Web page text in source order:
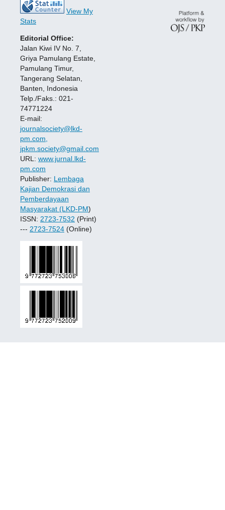
View My
Stats
Editorial Office:
Jalan Kiwi IV No. 7,
Griya Pamulang Estate,
Pamulang Timur,
Tangerang Selatan,
Banten, Indonesia
Telp./Faks.: 021-
74771224
E-mail:
journalsociety@lkd-
pm.com,
jpkm.society@gmail.com
URL: www.jurnal.lkd-
pm.com
Publisher: Lembaga
Kajian Demokrasi dan
Pemberdayaan
Masyarakat (LKD-PM)
ISSN: 2723-7532 (Print)
--- 2723-7524 (Online)